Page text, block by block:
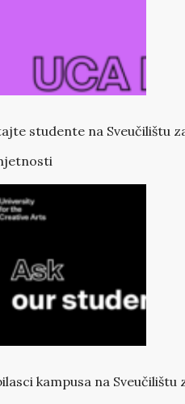
studente na Sveučilištu
kampusa na Sveučilištu